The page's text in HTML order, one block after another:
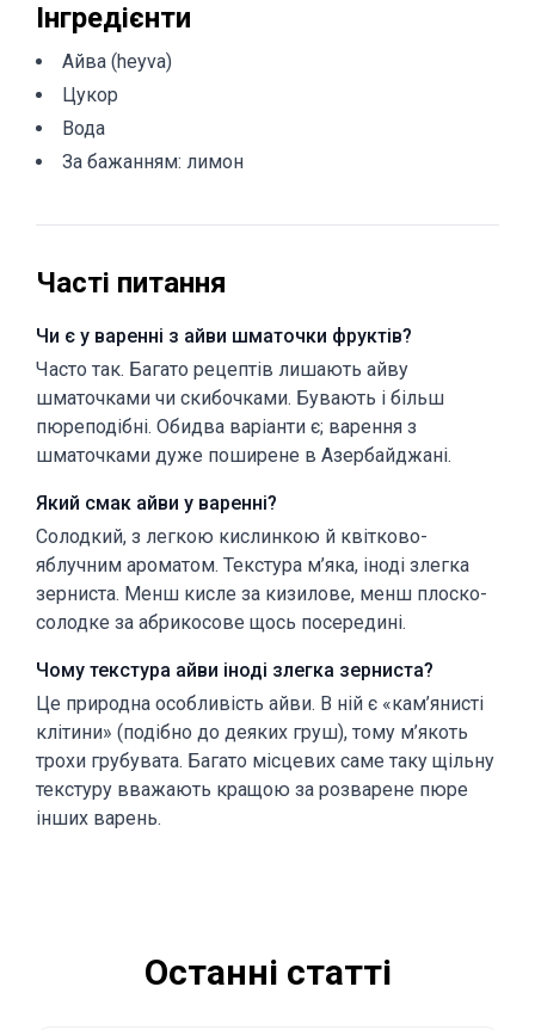
Інгредієнти
Айва (heyva)
Цукор
Вода
За бажанням: лимон
Часті питання
Чи є у варенні з айви шматочки фруктів?
Часто так. Багато рецептів лишають айву
шматочками чи скибочками. Бувають і більш
пюреподібні. Обидва варіанти є; варення з
шматочками дуже поширене в Азербайджані.
Який смак айви у варенні?
Солодкий, з легкою кислинкою й квітково-
яблучним ароматом. Текстура м’яка, іноді злегка
зерниста. Менш кисле за кизилове, менш плоско-
солодке за абрикосове щось посередині.
Чому текстура айви іноді злегка зерниста?
Це природна особливість айви. В ній є «кам’янисті
клітини» (подібно до деяких груш), тому м’якоть
трохи грубувата. Багато місцевих саме таку щільну
текстуру вважають кращою за розварене пюре
інших варень.
Останні статті